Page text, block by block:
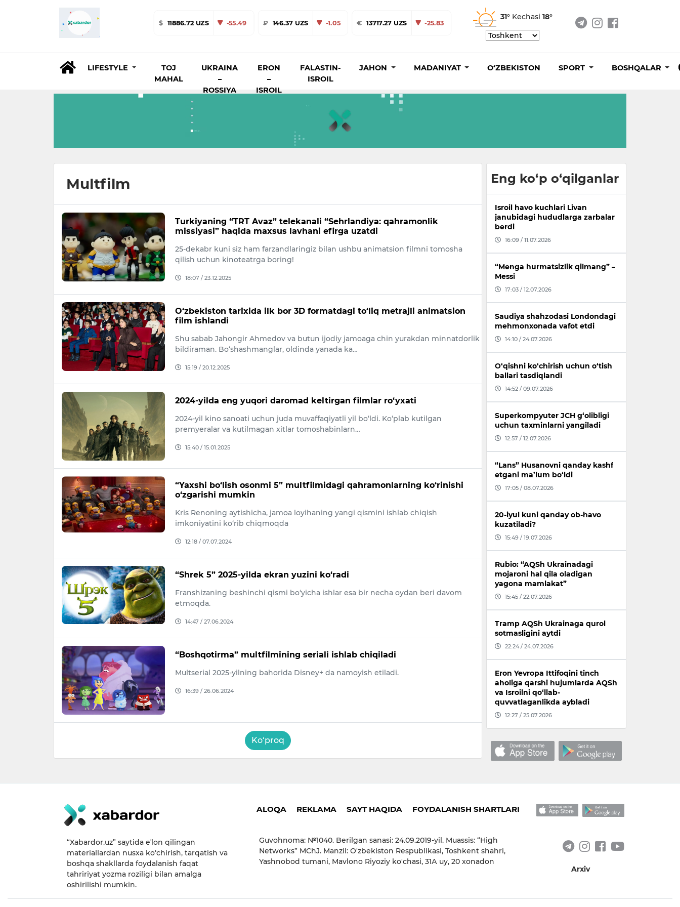
$ 11886.72 UZS -55.49 ₽ 146.37 UZS -1.05 € 13717.27 UZS -25.83
31° Kechasi 18°
LIFESTYLE
TOJ
MAHAL
UKRAINA
–
ROSSIYA
ERON
–
ISROIL
FALASTIN-
ISROIL
JAHON MADANIYAT O‘ZBEKISTON SPORT BOSHQALAR
Multfilm
Turkiyaning “TRT Avaz” telekanali “Sehrlandiya: qahramonlik
missiyasi” haqida maxsus lavhani efirga uzatdi
25-dekabr kuni siz ham farzandlaringiz bilan ushbu animatsion filmni tomosha
qilish uchun kinoteatrga boring!
18:07 / 23.12.2025
O‘zbekiston tarixida ilk bor 3D formatdagi to‘liq metrajli animatsion
film ishlandi
Shu sabab Jahongir Ahmedov va butun ijodiy jamoaga chin yurakdan minnatdorlik
bildiraman. Bo‘shashmanglar, oldinda yanada ka…
15:19 / 20.12.2025
2024-yilda eng yuqori daromad keltirgan filmlar ro‘yxati
2024-yil kino sanoati uchun juda muvaffaqiyatli yil bo‘ldi. Ko‘plab kutilgan
premyeralar va kutilmagan xitlar tomoshabinlarn…
15:40 / 15.01.2025
“Yaxshi bo‘lish osonmi 5” multfilmidagi qahramonlarning ko‘rinishi
o‘zgarishi mumkin
Kris Renoning aytishicha, jamoa loyihaning yangi qismini ishlab chiqish
imkoniyatini ko‘rib chiqmoqda
12:18 / 07.07.2024
“Shrek 5” 2025-yilda ekran yuzini ko‘radi
Franshizaning beshinchi qismi bo‘yicha ishlar esa bir necha oydan beri davom
etmoqda.
14:47 / 27.06.2024
“Boshqotirma” multfilmining seriali ishlab chiqiladi
Multserial 2025-yilning bahorida Disney+ da namoyish etiladi.
16:39 / 26.06.2024
Ko‘proq
Eng ko‘p o‘qilganlar
Isroil havo kuchlari Livan
janubidagi hududlarga zarbalar
berdi
16:09 / 11.07.2026
“Menga hurmatsizlik qilmang” –
Messi
17:03 / 12.07.2026
Saudiya shahzodasi Londondagi
mehmonxonada vafot etdi
14:10 / 24.07.2026
O‘qishni ko‘chirish uchun o‘tish
ballari tasdiqlandi
14:52 / 09.07.2026
Superkompyuter JCH g‘olibligi
uchun taxminlarni yangiladi
12:57 / 12.07.2026
“Lans” Husanovni qanday kashf
etgani ma’lum bo‘ldi
17:05 / 08.07.2026
20-iyul kuni qanday ob-havo
kuzatiladi?
15:49 / 19.07.2026
Rubio: “AQSh Ukrainadagi
mojaroni hal qila oladigan
yagona mamlakat”
15:45 / 22.07.2026
Tramp AQSh Ukrainaga qurol
sotmasligini aytdi
22:24 / 24.07.2026
Eron Yevropa Ittifoqini tinch
aholiga qarshi hujumlarda AQSh
va Isroilni qo‘llab-
quvvatlaganlikda aybladi
12:27 / 25.07.2026
“Xabardor.uz” saytida eʼlon qilingan
materiallardan nusxa ko‘chirish, tarqatish va
boshqa shakllarda foydalanish faqat
tahririyat yozma roziligi bilan amalga
oshirilishi mumkin.
ALOQA REKLAMA SAYT HAQIDA FOYDALANISH SHARTLARI
Guvohnoma: №1040. Berilgan sanasi: 24.09.2019-yil. Muassis: “High
Networks” MChJ. Manzil: O'zbekiston Respublikasi, Toshkent shahri,
Yashnobod tumani, Mavlono Riyoziy ko'chasi, 31А uy, 20 xonadon
Arxiv